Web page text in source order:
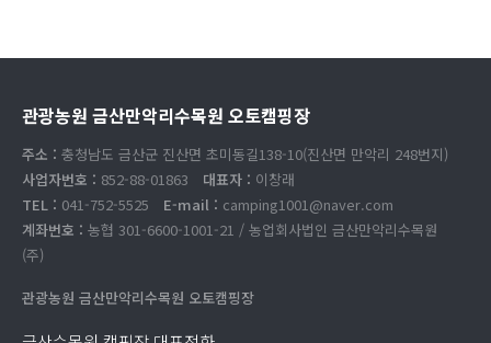
관광농원 금산만악리수목원 오토캠핑장
주소 : 충청남도 금산군 진산면 초미동길138-10(진산면 만악리 248번지)
사업자번호 : 852-88-01863 대표자 : 이창래
TEL : 041-752-5525 E-mail : camping1001@naver.com
계좌번호 : 농협 301-6600-1001-21 / 농업회사법인 금산만악리수목원
(주)
관광농원 금산만악리수목원 오토캠핑장